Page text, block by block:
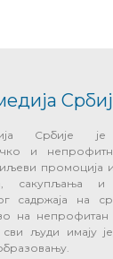
Србије је
и
промоција
сакупљања и
садржаја на
на
сви људи имају